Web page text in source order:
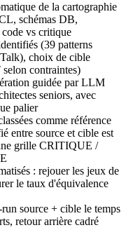
de la cartographie
schémas DB,
vs critique
(39 patterns
choix de cible
contraintes)
guidée par LLM
seniors, avec
palier
comme référence
entre source et cible est
grille CRITIQUE /
: rejouer les jeux de
le taux d'équivalence
source + cible le temps
retour arrière cadré